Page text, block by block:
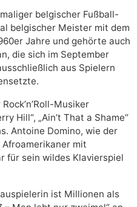
belgischer Fußball-
belgischer Meister mit dem
Jahre und gehörte auch
die sich im September
aus Spielern
Rock’n’Roll-Musiker
Hill“, „Ain’t That a Shame“
Antoine Domino, wie der
mit
für sein wildes Klavierspiel
ist Millionen als